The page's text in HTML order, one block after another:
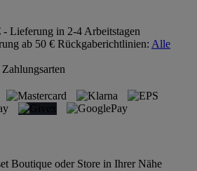
- Lieferung in 2-4 Arbeitstagen
ab 50 € Rückgaberichtlinien: Alle
Boutique oder Store in Ihrer Nähe